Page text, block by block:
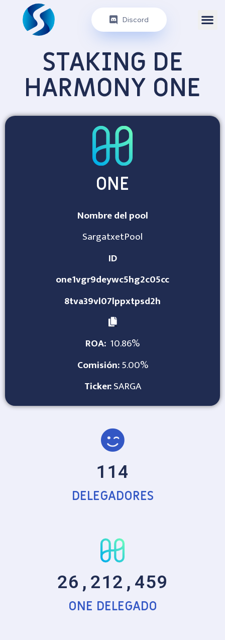
Discord
STAKING DE
HARMONY ONE
ONE
Nombre del pool
SargatxetPool
ID
one1vgr9deywc5hg2c05cc
8tva39vl07lppxtpsd2h
ROA: 10.86%
Comisión:5.00%
Ticker:SARGA
114
DELEGADORES
26,212,459
ONE DELEGADO